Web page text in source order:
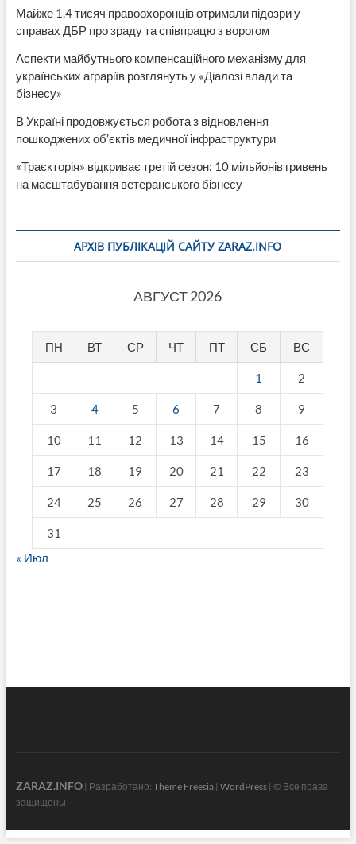
Майже 1,4 тисяч правоохоронців отримали підозри у
справах ДБР про зраду та співпрацю з ворогом
Аспекти майбутнього компенсаційного механізму для
українських аграріїв розглянуть у «Діалозі влади та
бізнесу»
В Україні продовжується робота з відновлення
пошкоджених об’єктів медичної інфраструктури
«Траєкторія» відкриває третій сезон: 10 мільйонів гривень
на масштабування ветеранського бізнесу
АРХІВ ПУБЛІКАЦІЙ САЙТУ ZARAZ.INFO
АВГУСТ 2026
ПН ВТ СР ЧТ ПТ СБ ВС
1 2
3 4 5 6 7 8 9
10 11 12 13 14 15 16
17 18 19 20 21 22 23
24 25 26 27 28 29 30
31
« Июл
ZARAZ.INFO| Разработано: Theme Freesia| WordPress| © Все права
защищены